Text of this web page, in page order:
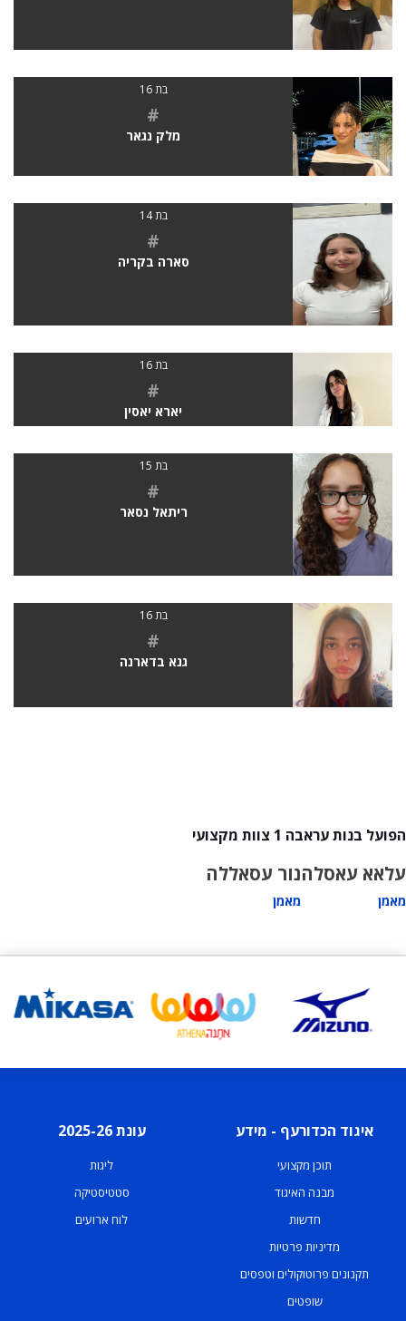
בת 16
#
מלק נגאר
בת 14
#
סארה בקריה
בת 16
#
יארא יאסין
בת 15
#
ריתאל נסאר
בת 16
#
גנא בדארנה
הפועל בנות עראבה 1 צוות מקצועי
עלאא עאסלה
מאמן
נור עסאללה
מאמן
איגוד הכדורעף - מידע
תוכן מקצועי
מבנה האיגוד
חדשות
מדיניות פרטיות
תקנונים פרוטוקולים וטפסים
שופטים
עונת 2025-26
ליגות
סטטיסטיקה
לוח ארועים